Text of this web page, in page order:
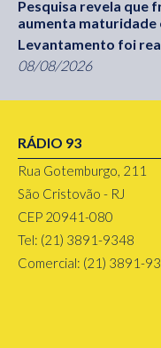
Pesquisa revela que
aumenta maturidade
Levantamento foi
08/08/2026
RÁDIO 93
Rua Gotemburgo, 211
São Cristovão - RJ
CEP 20941-080
Tel: (21) 3891-9348
Comercial: (21) 3891-